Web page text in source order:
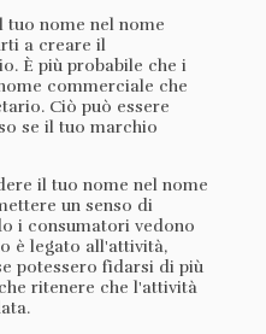
tuo nome nel nome
a creare il
È più probabile che i
commerciale che
Ciò può essere
se il tuo marchio
il tuo nome nel nome
un senso di
i consumatori vedono
è legato all'attività,
potessero fidarsi di più
ritenere che l'attività